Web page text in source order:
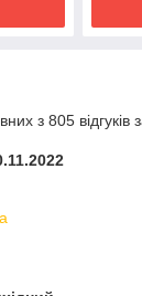
з 805 відгуків